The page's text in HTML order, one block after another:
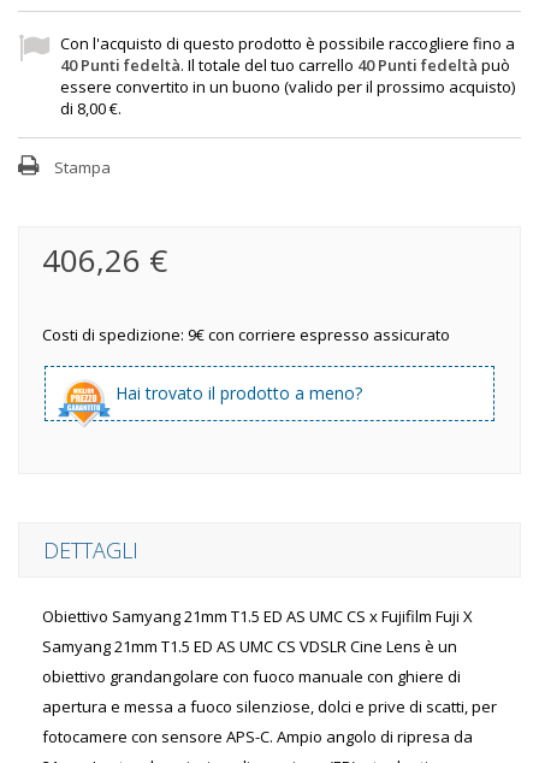
Con l'acquisto di questo prodotto è possibile raccogliere fino a
40Punti fedeltà. Il totale del tuo carrello 40Punti fedeltà può
essere convertito in un buono (valido per il prossimo acquisto)
di 8,00 €.
Stampa
406,26 €
Costi di spedizione: 9€ con corriere espresso assicurato
Hai trovato il prodotto a meno?
DETTAGLI
Obiettivo Samyang 21mm T1.5 ED AS UMC CS x Fujifilm Fuji X
Samyang 21mm T1.5 ED AS UMC CS VDSLR Cine Lens è un
obiettivo grandangolare con fuoco manuale con ghiere di
apertura e messa a fuoco silenziose, dolci e prive di scatti, per
fotocamere con sensore APS-C. Ampio angolo di ripresa da